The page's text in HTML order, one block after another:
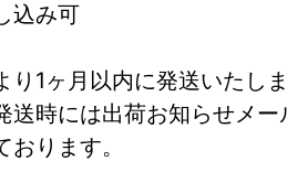
込み可
り1ヶ月以内に発送いたしま
送時には出荷お知らせメー
おります。